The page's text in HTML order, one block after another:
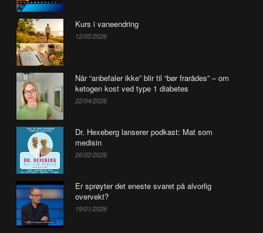
Kurs i vaneendring
12/05/2026
Når “anbefaler ikke” blir til “bør frarådes” – om
ketogen kost ved type 1 diabetes
22/04/2026
Dr. Hexeberg lanserer podkast: Mat som
medisin
26/02/2026
Er sprøyter det eneste svaret på alvorlig
overvekt?
19/01/2026